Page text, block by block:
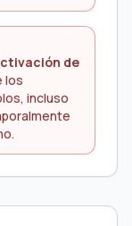
de
los
incluso